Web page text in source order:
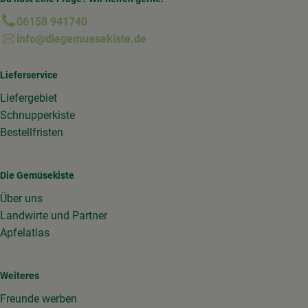
06158 941740
info@diegemuesekiste.de
Lieferservice
Liefergebiet
Schnupperkiste
Bestellfristen
Die Gemüsekiste
Über uns
Landwirte und Partner
Apfelatlas
Weiteres
Freunde werben